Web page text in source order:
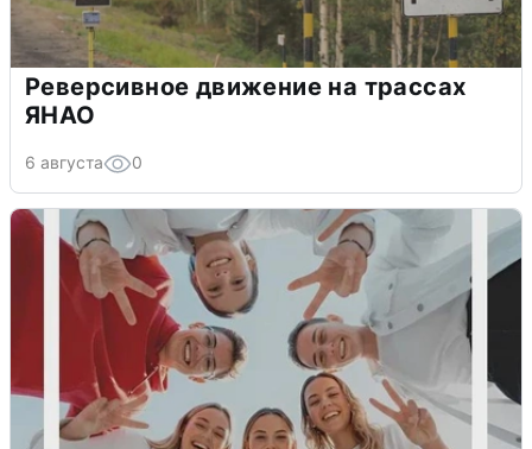
Реверсивное движение на трассах
ЯНАО
6 августа 0